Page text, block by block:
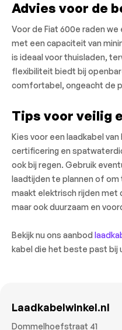
Advies voor de
Voor de Fiat 600e raden
met een capaciteit van
is ideaal voor thuisladen,
flexibiliteit biedt bij
comfortabel, ongeacht de
Tips voor veilig
Kies voor een laadkabel
certificering en
ook bij regen. Gebruik
laadtijden te plannen of
maakt elektrisch rijden met
maar ook duurzaam en
Bekijk nu ons aanbod
kabel die het beste past bij
Laadkabelwinkel.nl
Dommelhoefstraat 41